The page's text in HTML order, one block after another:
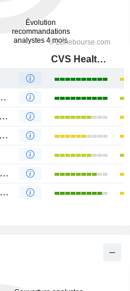
CVS Health Corporation